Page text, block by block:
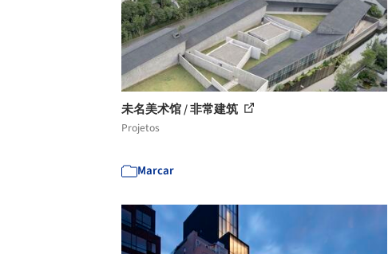
未名美术馆 / 非常建筑
Projetos
Marcar